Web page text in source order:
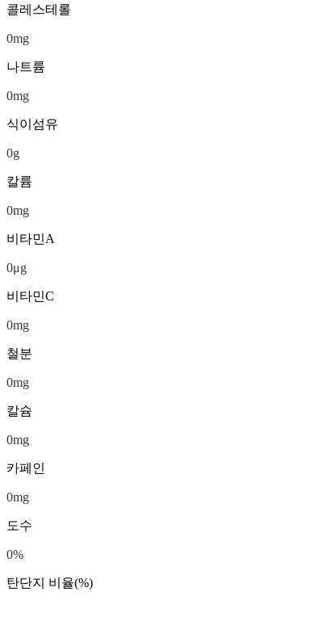
콜레스테롤
0mg
나트륨
0mg
식이섬유
0g
칼륨
0mg
비타민A
0μg
비타민C
0mg
철분
0mg
칼슘
0mg
카페인
0mg
도수
0%
탄단지 비율(%)